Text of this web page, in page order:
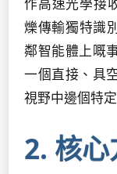
爍傳輸獨特識
鄰智能體上嘅
一個直接、具
視野中邊個特
2. 核